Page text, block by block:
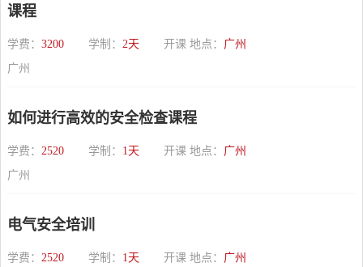
课程
学费： 3200 学制： 2天 开课 地点： 广州
广州
如何进行高效的安全检查课程
学费： 2520 学制： 1天 开课 地点： 广州
广州
电气安全培训
学费： 2520 学制： 1天 开课 地点： 广州